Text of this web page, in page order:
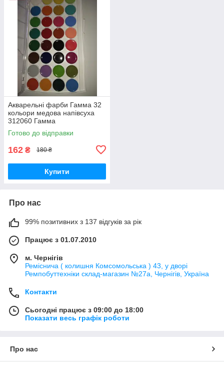
Акварельні фарби Гамма 32
кольори медова напівсуха
312060 Гамма
Готово до відправки
162 ₴ 180 ₴
Купити
Про нас
99% позитивних з 137 відгуків за рік
Працює з 01.07.2010
м. Чернігів
Реміснича ( колишня Комсомольська ) 43, у дворі
Ремпобуттехніки склад-магазин №27a, Чернігів, Україна
Контакти
Сьогодні працює з 09:00 до 18:00
Показати весь графік роботи
Про нас